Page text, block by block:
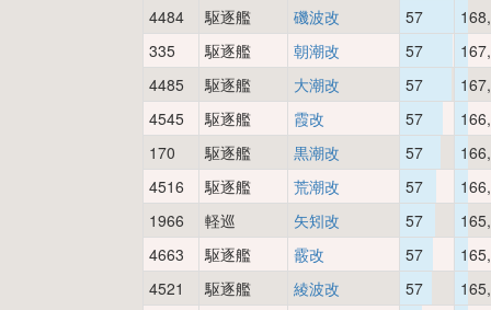
4484
駆逐艦 磯波改 57
335
駆逐艦 朝潮改 57
4485
駆逐艦 大潮改 57
4545
駆逐艦 霞改 57
170
駆逐艦 黒潮改 57
4516
駆逐艦 荒潮改 57
1966
軽巡 矢矧改 57
4663
駆逐艦 霰改 57
4521
駆逐艦 綾波改 57